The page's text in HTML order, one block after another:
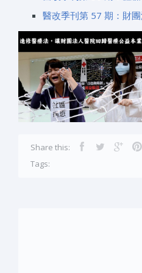
醫改季刊第 57 期：財
Share this:
Tags: